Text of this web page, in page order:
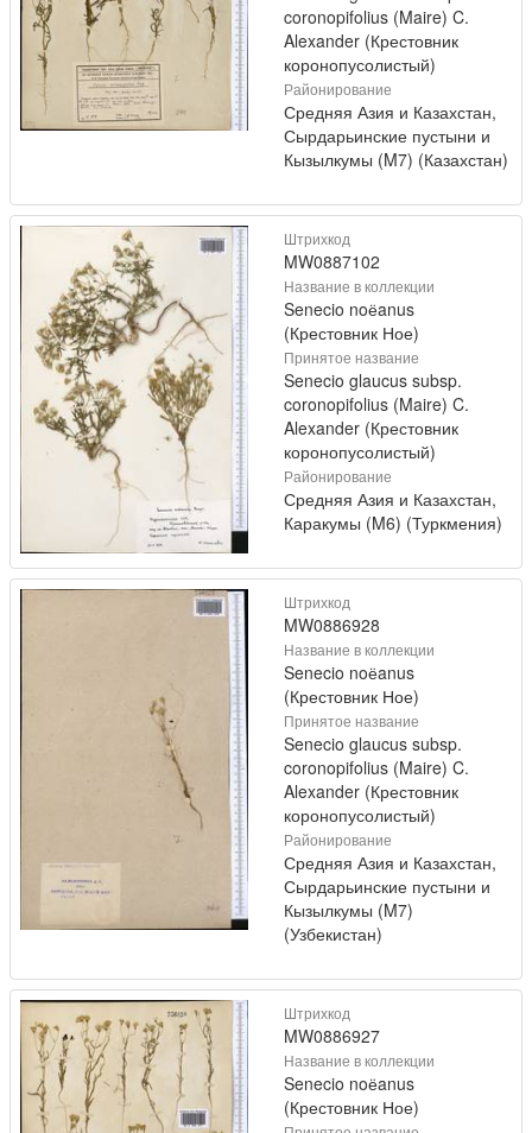
coronopifolius (Maire) C.
Alexander (Крестовник
коронопусолистый)
Районирование
Средняя Азия и Казахстан,
Сырдарьинские пустыни и
Кызылкумы (M7) (Казахстан)
Штрихкод
MW0887102
Название в коллекции
Senecio noёanus
(Крестовник Ное)
Принятое название
Senecio glaucus subsp.
coronopifolius (Maire) C.
Alexander (Крестовник
коронопусолистый)
Районирование
Средняя Азия и Казахстан,
Каракумы (M6) (Туркмения)
Штрихкод
MW0886928
Название в коллекции
Senecio noёanus
(Крестовник Ное)
Принятое название
Senecio glaucus subsp.
coronopifolius (Maire) C.
Alexander (Крестовник
коронопусолистый)
Районирование
Средняя Азия и Казахстан,
Сырдарьинские пустыни и
Кызылкумы (M7)
(Узбекистан)
Штрихкод
MW0886927
Название в коллекции
Senecio noёanus
(Крестовник Ное)